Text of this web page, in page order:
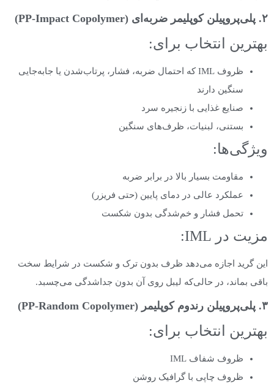
۲. پلی‌پروپیلن کوپلیمر ضربه‌ای (PP-Impact Copolymer)
بهترین انتخاب برای:
ظروف IML که احتمال ضربه، فشار، پرتاب‌شدن یا جابه‌جایی
سنگین دارند
صنایع غذایی با زنجیره سرد
بستنی، لبنیات، ظرف‌های سنگین
ویژگی‌ها:
مقاومت بسیار بالا در برابر ضربه
عملکرد عالی در دمای پایین (حتی فریزر)
تحمل فشار و خم‌شدگی بدون شکست
مزیت در IML:
این گرید اجازه می‌دهد ظرف بدون ترک و شکست در شرایط سخت
باقی بماند، در حالی‌که لیبل روی آن بدون جداشدگی می‌چسبد.
۳. پلی‌پروپیلن رندوم کوپلیمر (PP-Random Copolymer)
بهترین انتخاب برای:
ظروف شفاف IML
ظروف چاپی با گرافیک روشن